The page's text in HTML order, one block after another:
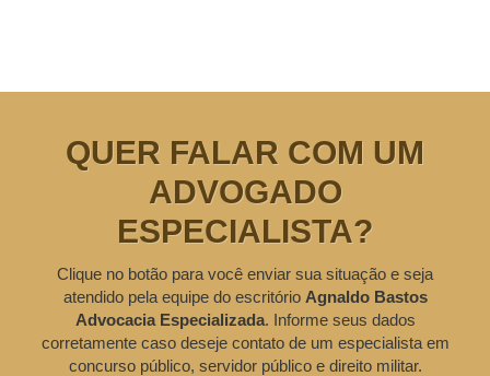
QUER FALAR COM UM
ADVOGADO
ESPECIALISTA?
Clique no botão para você enviar sua situação e seja
atendido pela equipe do escritório Agnaldo Bastos
Advocacia Especializada. Informe seus dados
corretamente caso deseje contato de um especialista em
concurso público, servidor público e direito militar.